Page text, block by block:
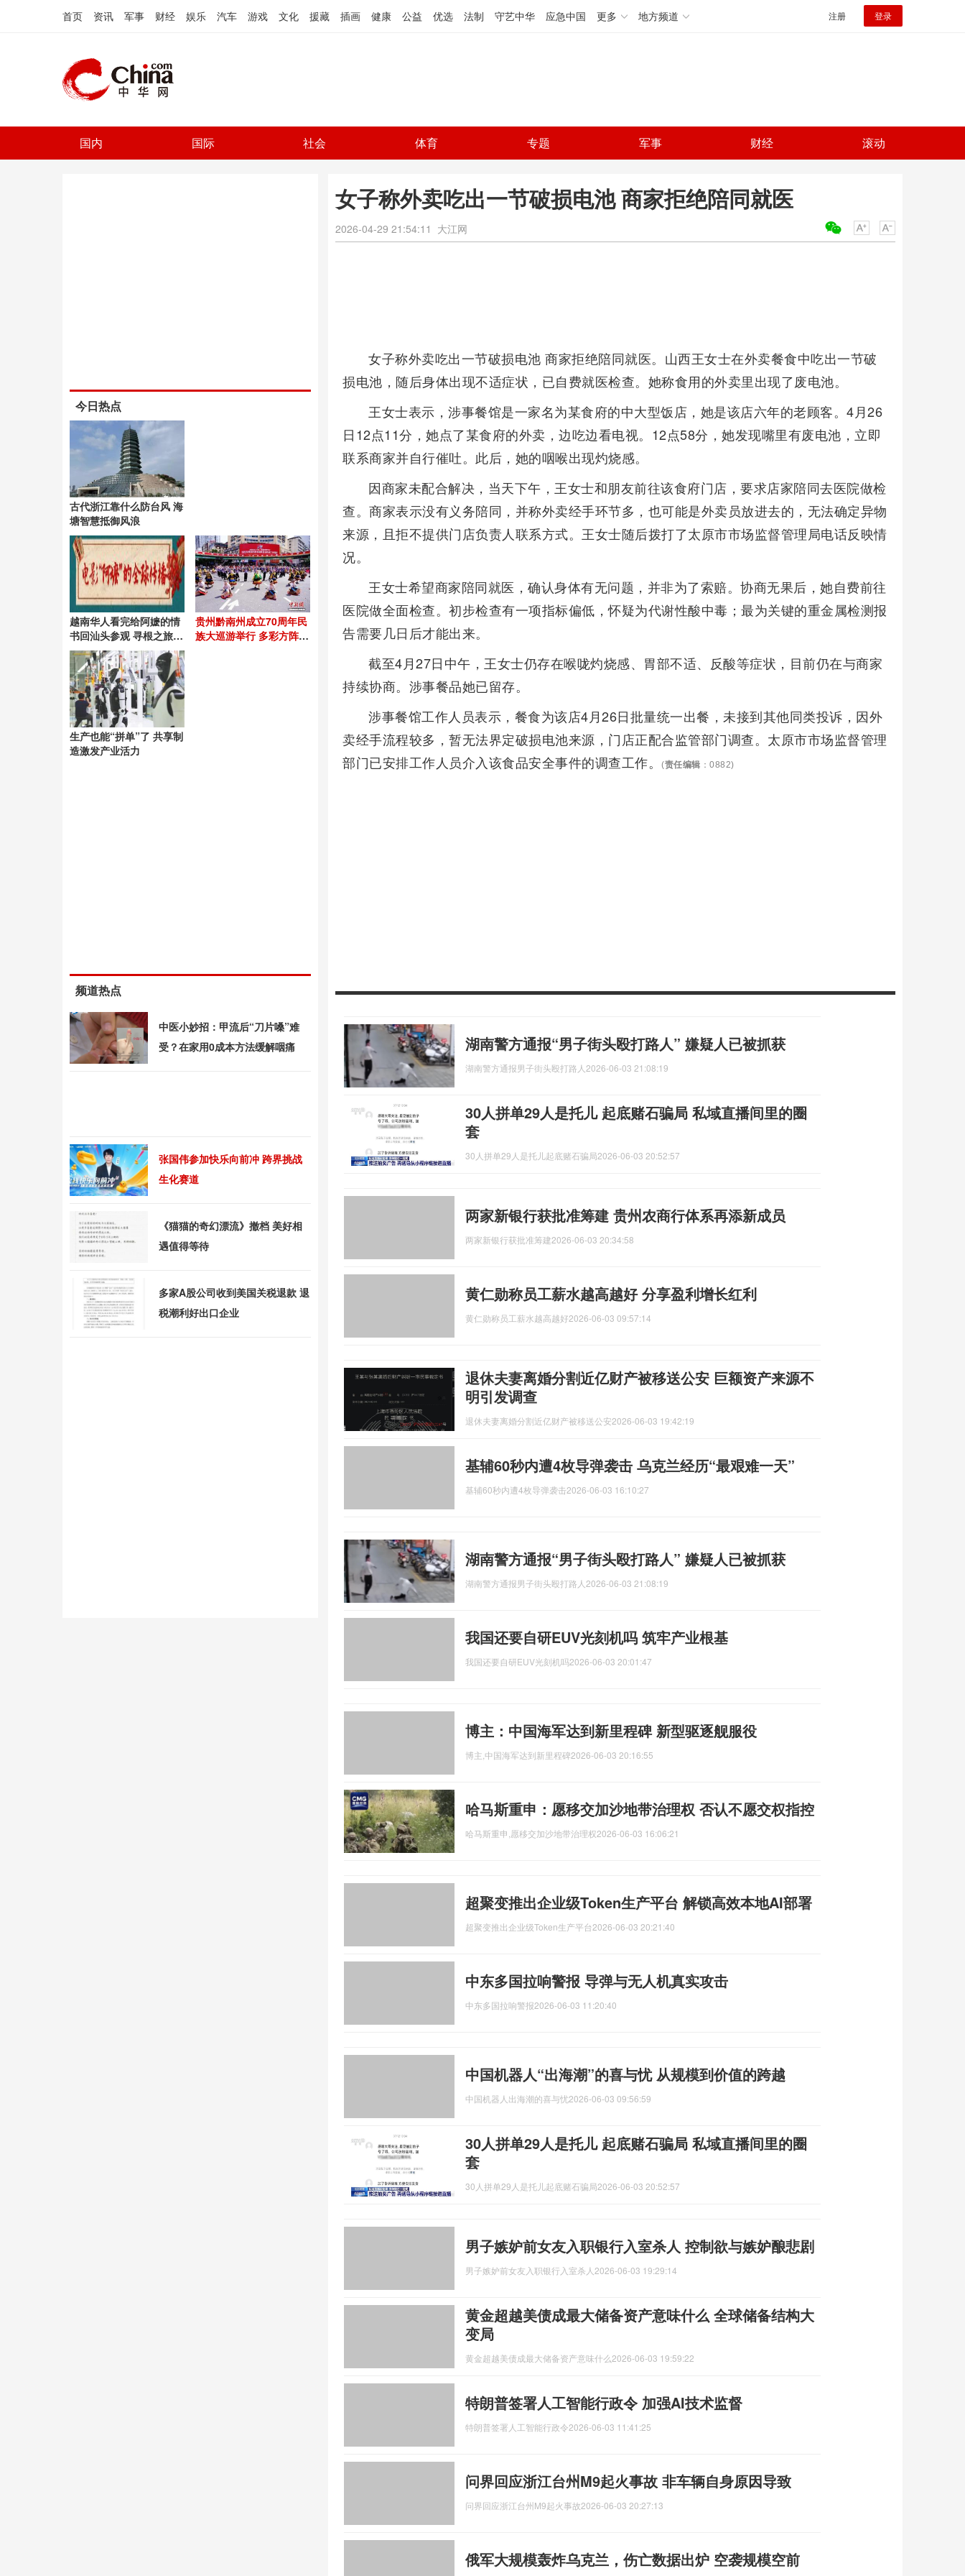
首页 资讯 军事 财经 娱乐 汽车 游戏 文化 援藏 插画 健康 公益 优选 法制 守艺中华 应急中国 更多 地方频道 注册 登录
国内 国际 社会 体育 专题 军事 财经 滚动
女子称外卖吃出一节破损电池 商家拒绝陪同就医
2026-04-29 21:54:11 大江网
女子称外卖吃出一节破损电池 商家拒绝陪同就医。山西王女士在外卖餐食中吃出一节破
损电池，随后身体出现不适症状，已自费就医检查。她称食用的外卖里出现了废电池。
王女士表示，涉事餐馆是一家名为某食府的中大型饭店，她是该店六年的老顾客。4月26
日12点11分，她点了某食府的外卖，边吃边看电视。12点58分，她发现嘴里有废电池，立即
联系商家并自行催吐。此后，她的咽喉出现灼烧感。
因商家未配合解决，当天下午，王女士和朋友前往该食府门店，要求店家陪同去医院做检
查。商家表示没有义务陪同，并称外卖经手环节多，也可能是外卖员放进去的，无法确定异物
来源，且拒不提供门店负责人联系方式。王女士随后拨打了太原市市场监督管理局电话反映情
况。
王女士希望商家陪同就医，确认身体有无问题，并非为了索赔。协商无果后，她自费前往
医院做全面检查。初步检查有一项指标偏低，怀疑为代谢性酸中毒；最为关键的重金属检测报
告需要几日后才能出来。
截至4月27日中午，王女士仍存在喉咙灼烧感、胃部不适、反酸等症状，目前仍在与商家
持续协商。涉事餐品她已留存。
涉事餐馆工作人员表示，餐食为该店4月26日批量统一出餐，未接到其他同类投诉，因外
卖经手流程较多，暂无法界定破损电池来源，门店正配合监管部门调查。太原市市场监督管理
部门已安排工作人员介入该食品安全事件的调查工作。
(责任编辑 ：0882)
湖南警方通报“男子街头殴打路人” 嫌疑人已被抓获
湖南警方通报男子街头殴打路人 2026-06-03 21:08:19
30人拼单29人是托儿 起底赌石骗局 私域直播间里的圈
套
30人拼单29人是托儿起底赌石骗局2026-06-03 20:52:57
两家新银行获批准筹建 贵州农商行体系再添新成员
两家新银行获批准筹建2026-06-03 20:34:58
黄仁勋称员工薪水越高越好 分享盈利增长红利
黄仁勋称员工薪水越高越好2026-06-03 09:57:14
退休夫妻离婚分割近亿财产被移送公安 巨额资产来源不
明引发调查
退休夫妻离婚分割近亿财产被移送公安2026-06-03 19:42:19
基辅60秒内遭4枚导弹袭击 乌克兰经历“最艰难一天”
基辅60秒内遭4枚导弹袭击2026-06-03 16:10:27
湖南警方通报“男子街头殴打路人” 嫌疑人已被抓获
湖南警方通报男子街头殴打路人 2026-06-03 21:08:19
我国还要自研EUV光刻机吗 筑牢产业根基
我国还要自研EUV光刻机吗2026-06-03 20:01:47
博主：中国海军达到新里程碑 新型驱逐舰服役
博主,中国海军达到新里程碑2026-06-03 20:16:55
哈马斯重申：愿移交加沙地带治理权 否认不愿交权指控
哈马斯重申,愿移交加沙地带治理权2026-06-03 16:06:21
超聚变推出企业级Token生产平台 解锁高效本地AI部署
超聚变推出企业级Token生产平台2026-06-03 20:21:40
中东多国拉响警报 导弹与无人机真实攻击
中东多国拉响警报2026-06-03 11:20:40
中国机器人“出海潮”的喜与忧 从规模到价值的跨越
中国机器人出海潮的喜与忧2026-06-03 09:56:59
30人拼单29人是托儿 起底赌石骗局 私域直播间里的圈
套
30人拼单29人是托儿起底赌石骗局2026-06-03 20:52:57
男子嫉妒前女友入职银行入室杀人 控制欲与嫉妒酿悲剧
男子嫉妒前女友入职银行入室杀人 2026-06-03 19:29:14
黄金超越美债成最大储备资产意味什么 全球储备结构大
变局
黄金超越美债成最大储备资产意味什么2026-06-03 19:59:22
特朗普签署人工智能行政令 加强AI技术监督
特朗普签署人工智能行政令2026-06-03 11:41:25
问界回应浙江台州M9起火事故 非车辆自身原因导致
问界回应浙江台州M9起火事故2026-06-03 20:27:13
俄军大规模轰炸乌克兰，伤亡数据出炉 空袭规模空前
今日热点
古代浙江靠什么防台风 海
塘智慧抵御风浪
越南华人看完给阿嬷的情
书回汕头参观 寻根之旅触
动心弦
贵州黔南州成立70周年民
族大巡游举行 多彩方阵展
生产也能“拼单”了 共享制
造激发产业活力
频道热点
中医小妙招：甲流后“刀片嗓”难
受？在家用0成本方法缓解咽痛
张国伟参加快乐向前冲 跨界挑战
生化赛道
《猫猫的奇幻漂流》撤档 美好相
遇值得等待
多家A股公司收到美国关税退款 退
税潮利好出口企业